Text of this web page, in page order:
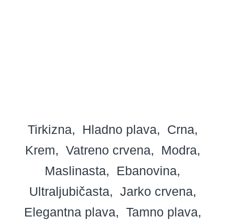
Tirkizna Hladno plava
Crna
Krem
Vatreno crvena
Modra
Maslinasta
Ebanovina
Ultraljubičasta
Jarko crvena
Elegantna plava
Tamno plava